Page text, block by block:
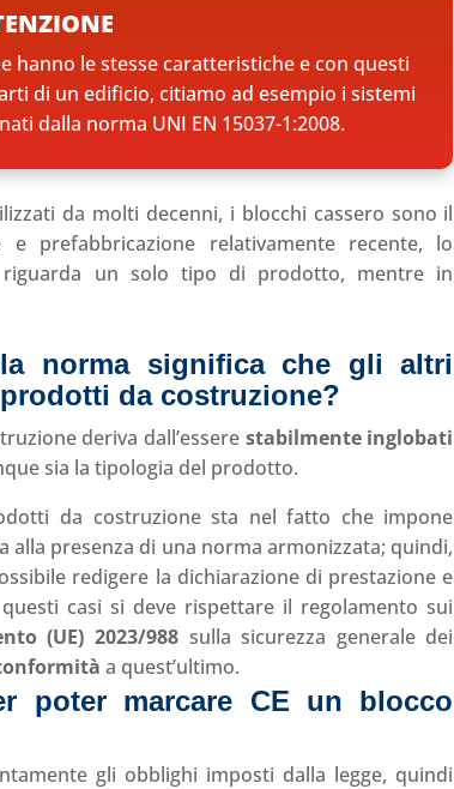
hanno le stesse caratteristiche e con questi
di un edificio, citiamo ad esempio i sistemi
dalla norma UNI EN 15037-1:2008.
da molti decenni, i blocchi cassero sono il
prefabbricazione relativamente recente, lo
un solo tipo di prodotto, mentre in
norma significa che gli altri
da costruzione?
deriva dall’essere stabilmente inglobati
sia la tipologia del prodotto.
da costruzione sta nel fatto che impone
alla presenza di una norma armonizzata; quindi,
redigere la dichiarazione di prestazione e
casi si deve rispettare il regolamento sui
(UE) 2023/988sulla sicurezza generale dei
a quest’ultimo.
poter marcare CE un blocco
gli obblighi imposti dalla legge, quindi